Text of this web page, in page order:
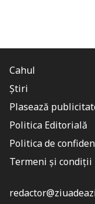
Cahul
Știri
Plasează
Politica Editorială
Politica de
Termeni și condiții